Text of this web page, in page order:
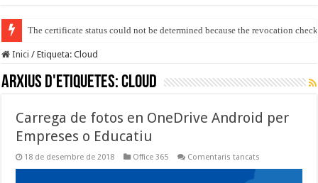
The certificate status could not be determined because the revocation
Inici / Etiqueta:Cloud
Arxius d'etiquetes:Cloud
Carrega de fotos en OneDrive Android per
Empreses o Educatiu
18 de desembre de 2018 Office 365 Comentaris tancats